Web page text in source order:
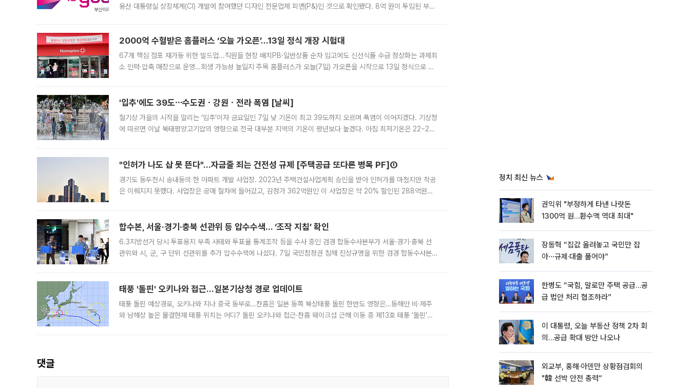
용산 대통령실 상징체계(CI) 개발에 참여했던 디자인 전문업체 피앤(P&)인 것으로 확인됐다. 8억 원이 투입된 부산
2000억 수혈받은 홈플러스 ‘오늘 가오픈’...13일 정식 개장 시험대
67개 핵심 점포 재가동 위한 빌드업...직원들 현장 배치PB·일반상품 순차 입고에도 신선식품 수급 정상화는 과제최
소 인력·압축 매장으로 운영…회생 가능성 높일지 주목 홈플러스가 오늘(7일) 가오픈을 시작으로 13일 정식으로 재
'입추'에도 39도⋯수도권ㆍ강원ㆍ전라 폭염 [날씨]
절기상 가을의 시작을 알리는 ‘입추’이자 금요일인 7일 낮 기온이 최고 39도까지 오르며 폭염이 이어지겠다. 기상청
에 따르면 이날 북태평양고기압의 영향으로 전국 대부분 지역의 기온이 평년보다 높겠다. 아침 최저기온은 22~27
"인허가 나도 삽 못 뜬다"…자금줄 죄는 건전성 규제 [주택공급 또다른 병목 PF]①
경기도 동두천시 송내동의 한 아파트 개발 사업장. 2023년 주택건설사업계획 승인을 받아 인허가를 마쳤지만 착공
은 이뤄지지 못했다. 사업장은 공매 절차에 들어갔고, 감정가 362억원인 이 사업장은 약 20% 할인된 288억원에
합수본, 서울·경기·충북 선관위 등 압수수색… ‘조작 지침’ 확인
6.3지방선거 당시 투표용지 부족 사태와 투표율 통계조작 등을 수사 중인 검경 합동수사본부가 서울·경기·충북 선
관위와 시, 군, 구 단위 선관위를 추가 압수수색에 나섰다. 7일 국민참정권 침해 진상규명을 위한 검경 합동수사본
태풍 '돌핀' 오키나와 접근…일본기상청 경로 업데이트
태풍 돌핀 예상경로, 오키나와 지나 중국 동부로…찬홈은 일본 동쪽 북상태풍 돌핀 한반도 영향은…동해안 비·제주
와 남해상 높은 물결현재 태풍 위치는 어디? 돌핀 오키나와 접근·찬홈 웨이크섬 근해 이동 중 제13호 태풍 ‘돌핀’이
댓글
정치 최신 뉴스
권익위 "부정하게 타낸 나랏돈
1300억 원…환수액 역대 최대"
장동혁 “집값 올려놓고 국민만 잡
아⋯규제·대출 풀어야”
한병도 “국힘, 말로만 주택 공급…공
급 법안 처리 협조하라”
이 대통령, 오늘 부동산 정책 2차 회
의…공급 확대 방안 나오나
외교부, 홍해·아덴만 상황점검회의
"韓 선박 안전 총력“